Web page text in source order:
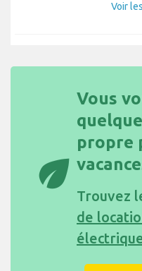
Voir
eco
Vous
propre
Trouvez
de